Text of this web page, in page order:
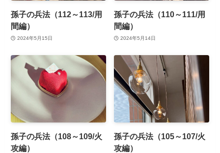
孫子の兵法（112～113/用
間編）
2024年5月15日
孫子の兵法（110～111/用
間編）
2024年5月14日
孫子の兵法（108～109/火
攻編）
孫子の兵法（105～107/火
攻編）